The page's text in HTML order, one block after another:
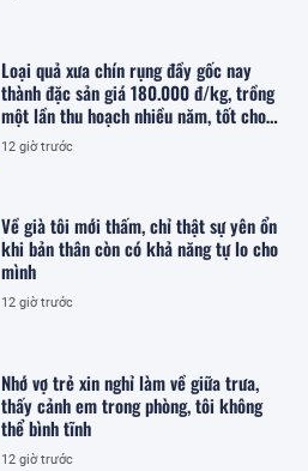
Loại quả xưa chín rụng đầy gốc nay
thành đặc sản giá 180.000 đ/kg, trồng
một lần thu hoạch nhiều năm, tốt cho
sức khỏe
12 giờ trước
Về già tôi mới thấm, chỉ thật sự yên ổn
khi bản thân còn có khả năng tự lo cho
mình
12 giờ trước
Nhớ vợ trẻ xin nghỉ làm về giữa trưa,
thấy cảnh em trong phòng, tôi không
thể bình tĩnh
12 giờ trước